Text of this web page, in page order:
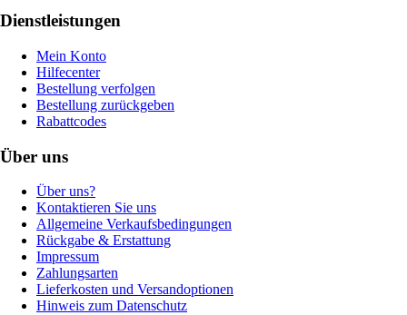
Dienstleistungen
Mein Konto
Hilfecenter
Bestellung verfolgen
Bestellung zurückgeben
Rabattcodes
Über uns
Über uns?
Kontaktieren Sie uns
Allgemeine Verkaufsbedingungen
Rückgabe & Erstattung
Impressum
Zahlungsarten
Lieferkosten und Versandoptionen
Hinweis zum Datenschutz